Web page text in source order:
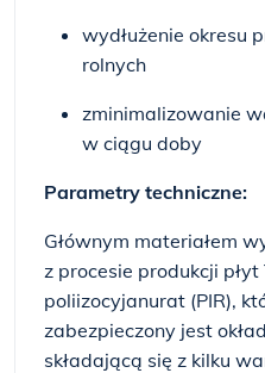
wydłużenie okresu
rolnych
zminimalizowanie
w ciągu doby
Parametry techniczne:
Głównym materiałem
z procesie produkcji
poliizocyjanurat (PIR),
zabezpieczony jest
składającą się z kilku